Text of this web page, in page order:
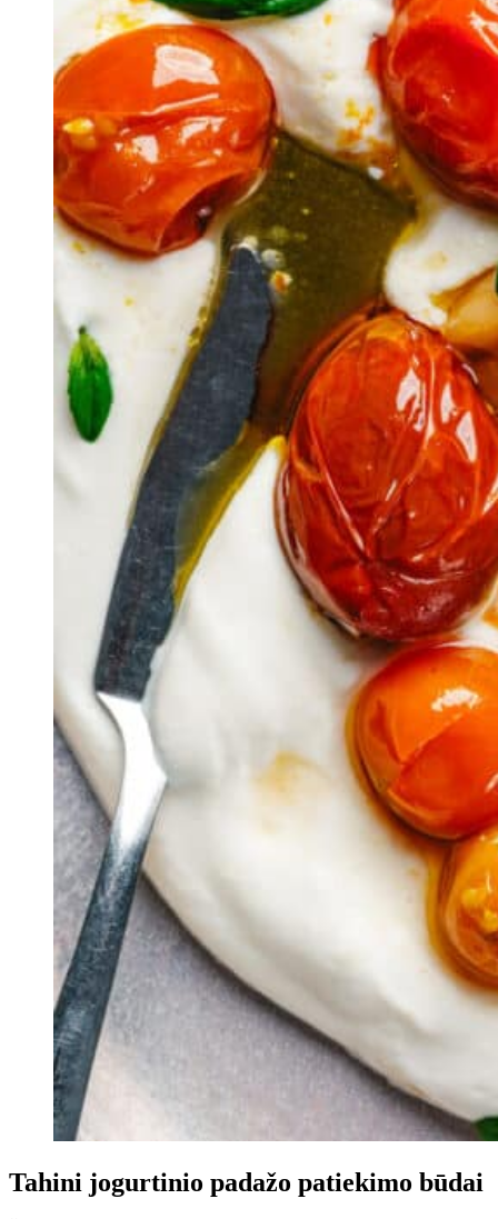
Tahini jogurtinio padažo patiekimo būdai